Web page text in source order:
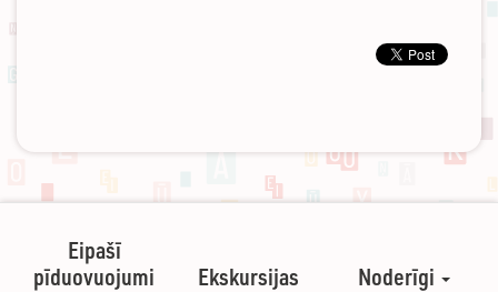
Eipašī
pīduovuojumi
Ekskursijas Noderīgi